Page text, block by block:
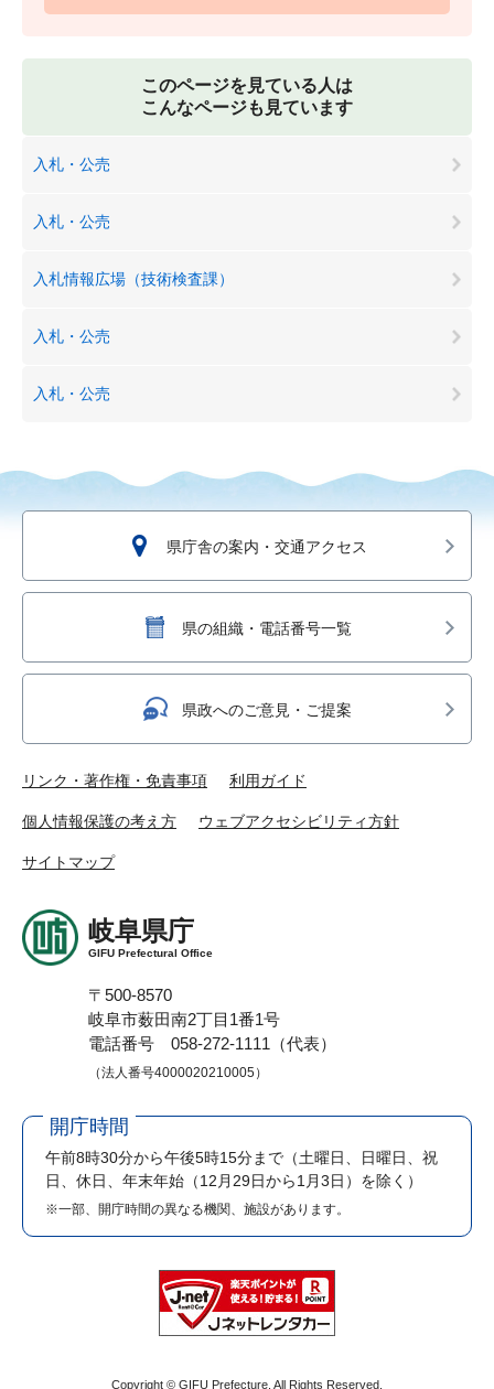
このページを見ている人は
こんなページも見ています
入札・公売
入札・公売
入札情報広場（技術検査課）
入札・公売
入札・公売
県庁舎の案内・交通アクセス
県の組織・電話番号一覧
県政へのご意見・ご提案
リンク・著作権・免責事項 利用ガイド
個人情報保護の考え方 ウェブアクセシビリティ方針
サイトマップ
岐阜県庁
GIFU Prefectural Office
〒500-8570
岐阜市薮田南2丁目1番1号
電話番号 058-272-1111（代表）
（法人番号4000020210005）
開庁時間
午前8時30分から午後5時15分まで （土曜日、日曜日、祝
日、休日、年末年始（12月29日から1月3日）を除く）
※一部、開庁時間の異なる機関、施設があります。
Copyright © GIFU Prefecture. All Rights Reserved.